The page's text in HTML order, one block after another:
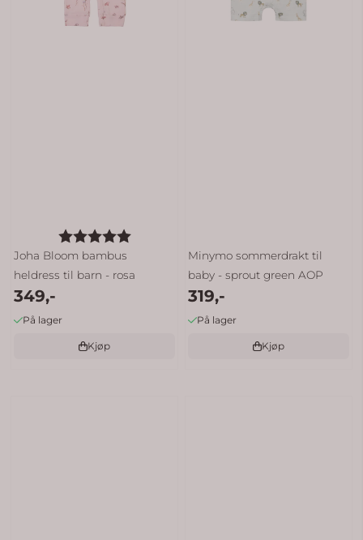
Karakter: 5.0 av 5 mulige
Joha Bloom bambus
heldress til barn - rosa
349,-
På lager
Kjøp
Minymo sommerdrakt til
baby - sprout green AOP
319,-
På lager
Kjøp